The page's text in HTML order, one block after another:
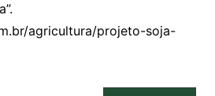
agricultura/projeto-soja-